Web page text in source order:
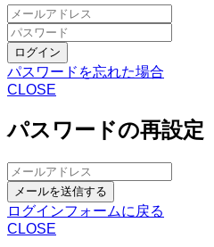
ログイン
パスワードを忘れた場合
CLOSE
パスワードの再設定
メールを送信する
ログインフォームに戻る
CLOSE